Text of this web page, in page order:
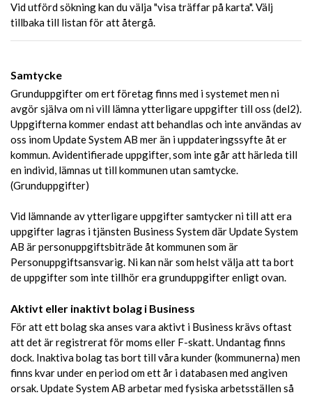
Vid utförd sökning kan du välja "visa träffar på karta". Välj
tillbaka till listan för att återgå.
Samtycke
Grunduppgifter om ert företag finns med i systemet men ni
avgör själva om ni vill lämna ytterligare uppgifter till oss (del2).
Uppgifterna kommer endast att behandlas och inte användas av
oss inom Update System AB mer än i uppdateringssyfte åt er
kommun. Avidentifierade uppgifter, som inte går att härleda till
en individ, lämnas ut till kommunen utan samtycke.
(Grunduppgifter)
Vid lämnande av ytterligare uppgifter samtycker ni till att era
uppgifter lagras i tjänsten Business System där Update System
AB är personuppgiftsbiträde åt kommunen som är
Personuppgiftsansvarig. Ni kan när som helst välja att ta bort
de uppgifter som inte tillhör era grunduppgifter enligt ovan.
Aktivt eller inaktivt bolag i Business
För att ett bolag ska anses vara aktivt i Business krävs oftast
att det är registrerat för moms eller F-skatt. Undantag finns
dock. Inaktiva bolag tas bort till våra kunder (kommunerna) men
finns kvar under en period om ett år i databasen med angiven
orsak. Update System AB arbetar med fysiska arbetsställen så